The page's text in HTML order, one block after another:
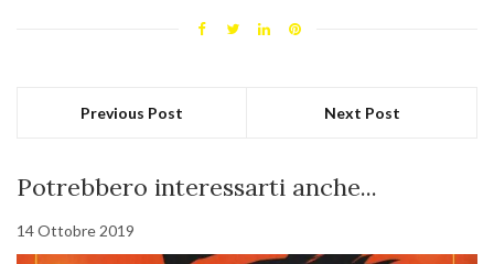
Previous Post Next Post
Potrebbero interessarti anche...
14 Ottobre 2019